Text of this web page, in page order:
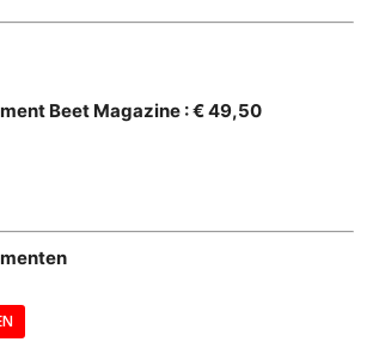
Beet Magazine : € 49,50